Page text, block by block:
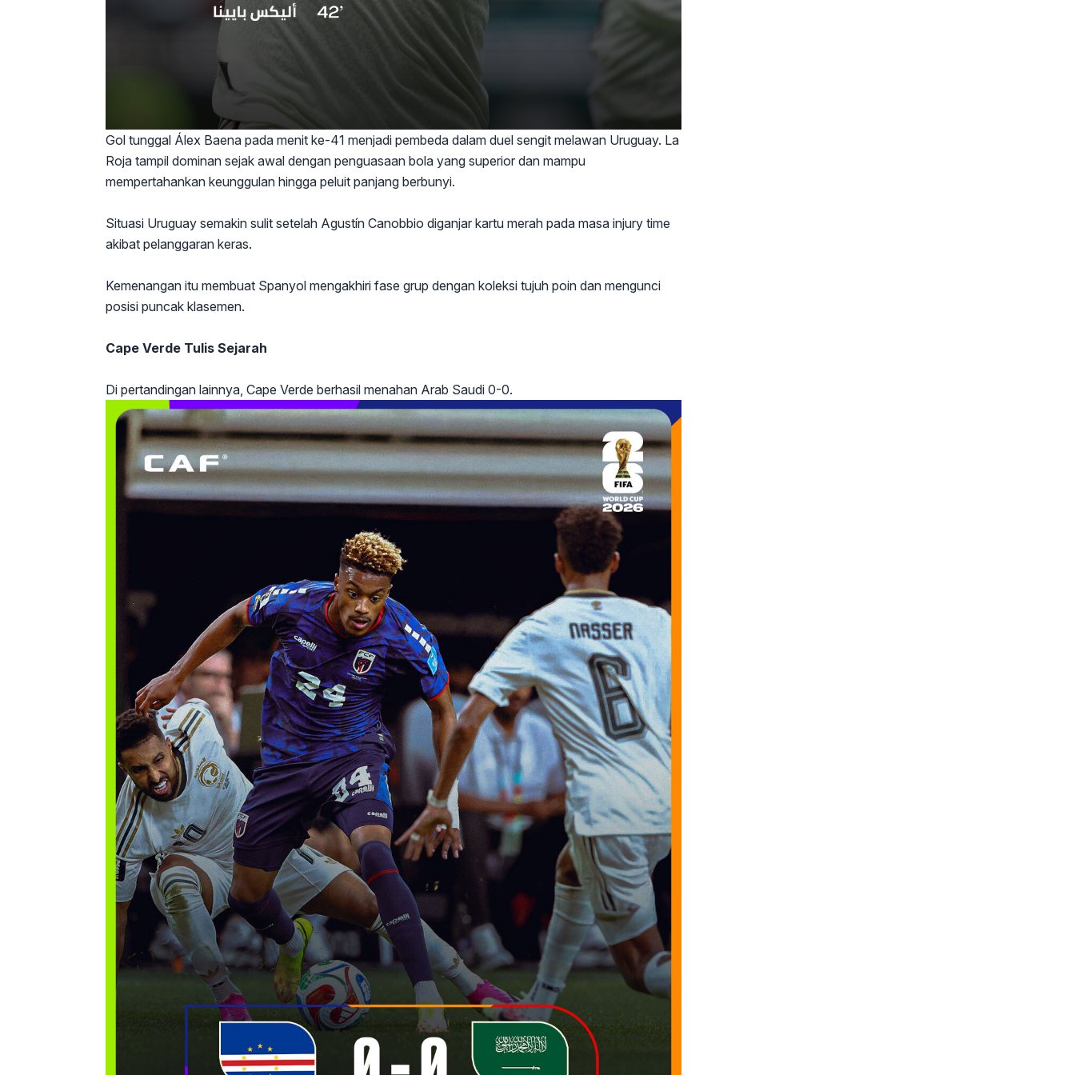
Gol tunggal Álex Baena pada menit ke-41 menjadi pembeda dalam duel sengit melawan Uruguay. La
Roja tampil dominan sejak awal dengan penguasaan bola yang superior dan mampu
mempertahankan keunggulan hingga peluit panjang berbunyi.
Situasi Uruguay semakin sulit setelah Agustín Canobbio diganjar kartu merah pada masa injury time
akibat pelanggaran keras.
Kemenangan itu membuat Spanyol mengakhiri fase grup dengan koleksi tujuh poin dan mengunci
posisi puncak klasemen.
Cape Verde Tulis Sejarah
Di pertandingan lainnya, Cape Verde berhasil menahan Arab Saudi 0-0.